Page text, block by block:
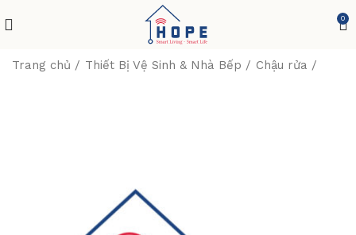
0
Trang chủ Thiết Bị Vệ Sinh & Nhà Bếp Chậu rửa